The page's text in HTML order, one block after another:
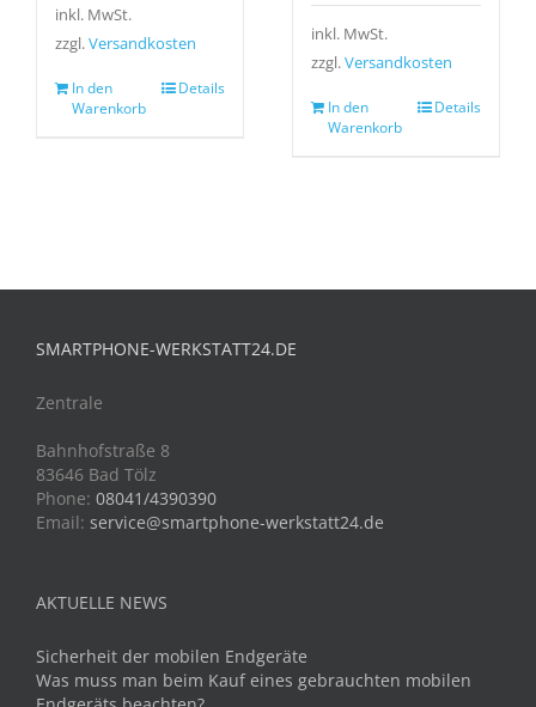
inkl. MwSt.
zzgl.Versandkosten
In den
Warenkorb
Details
inkl. MwSt.
zzgl.Versandkosten
In den
Warenkorb
Details
SMARTPHONE-WERKSTATT24.DE
Zentrale
Bahnhofstraße 8
83646 Bad Tölz
Phone: 08041/4390390
Email: service@smartphone-werkstatt24.de
AKTUELLE NEWS
Sicherheit der mobilen Endgeräte
Was muss man beim Kauf eines gebrauchten mobilen